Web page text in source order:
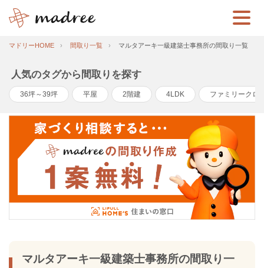
マドリーHOME 間取り一覧 マルタアーキ一級建築士事務所の間取り一覧
人気のタグから間取りを探す
36坪～39坪 平屋 2階建 4LDK ファミリークロ
マルタアーキ一級建築士事務所の間取り一